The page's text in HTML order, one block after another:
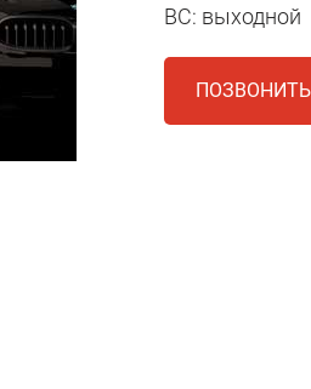
ВС: выходной
ПОЗВОНИТЬ